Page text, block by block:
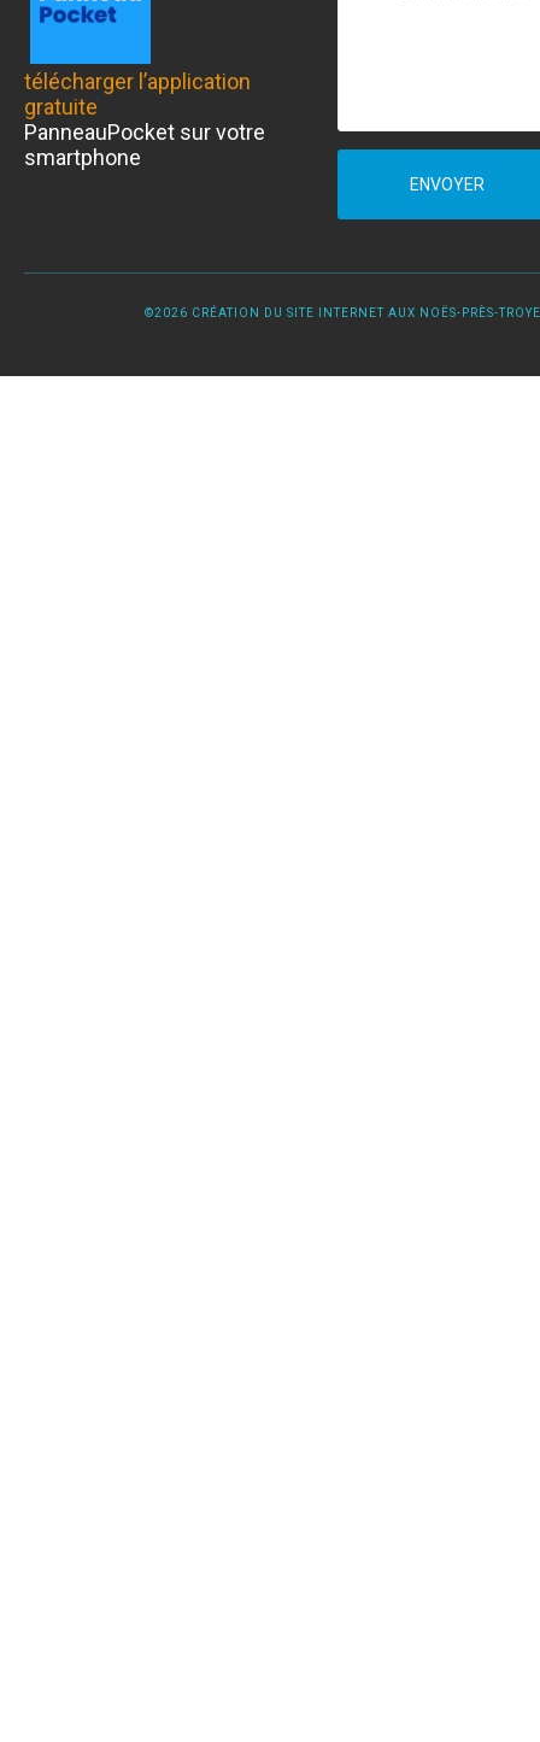
télécharger l’application
gratuite
PanneauPocket sur votre
smartphone
ENVOYER
©2026 CRÉATION DU SITE INTERNET AUX NOËS-PRÈS-